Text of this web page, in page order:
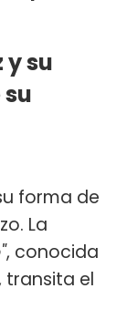
y su
forma de
La
, conocida
transita el